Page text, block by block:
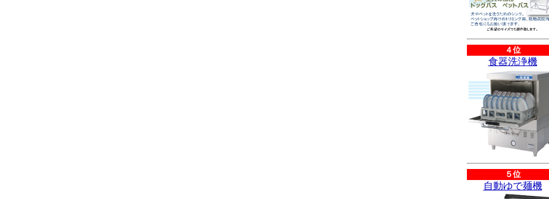
４位
食器洗浄機
５位
自動ゆで麺機